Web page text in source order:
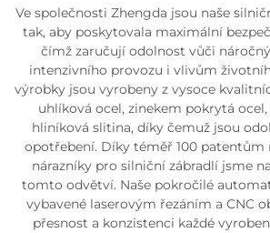
Ve společnosti Zhengda jsou naše
tak, aby poskytovala maximální
čímž zaručují odolnost vůči
intenzivního provozu i vlivům
výrobky jsou vyrobeny z vysoce
uhlíková ocel, zinekem pokrytá ocel,
hliníková slitina, díky čemuž jsou
opotřebení. Díky téměř 100 patentům
nárazníky pro silniční zábradlí jsme
tomto odvětví. Naše pokročilé
vybavené laserovým řezáním a CNC
přesnost a konzistenci každé